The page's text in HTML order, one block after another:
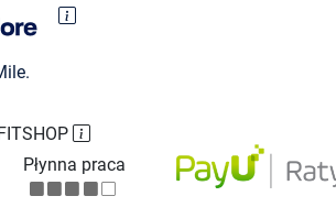
Płynna praca